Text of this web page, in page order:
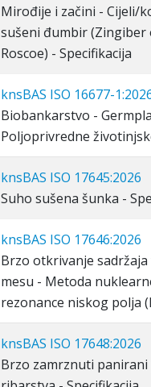
Mirođije i začini - Cijeli/
sušeni đumbir (Zingiber
Roscoe) - Specifikacija
knsBAS ISO 16677-
Biobankarstvo -
Poljoprivredne
knsBAS ISO 17645:2026
Suho sušena šunka -
knsBAS ISO 17646:2026
Brzo otkrivanje sadržaja
mesu - Metoda
rezonance niskog polja
knsBAS ISO 17648:2026
Brzo zamrznuti